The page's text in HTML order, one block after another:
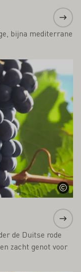
bijna mediterrane
de Duitse rode
zacht genot voor